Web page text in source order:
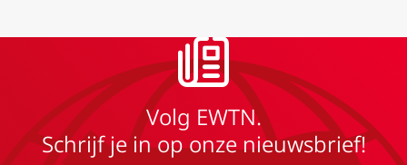
Volg EWTN.
Schrijf je in op onze nieuwsbrief!